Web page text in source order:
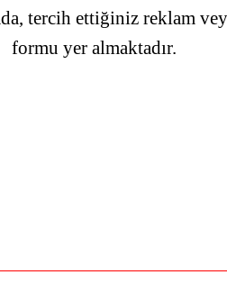
tercih ettiğiniz reklam
formu yer almaktadır.